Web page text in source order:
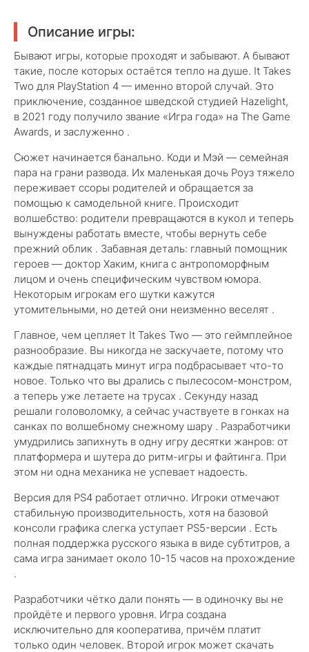
Описание игры:
Бывают игры, которые проходят и забывают. А бывают
такие, после которых остаётся тепло на душе. It Takes
Two для PlayStation 4 — именно второй случай. Это
приключение, созданное шведской студией Hazelight,
в 2021 году получило звание «Игра года» на The Game
Awards, и заслуженно .
Сюжет начинается банально. Коди и Мэй — семейная
пара на грани развода. Их маленькая дочь Роуз тяжело
переживает ссоры родителей и обращается за
помощью к самодельной книге. Происходит
волшебство: родители превращаются в кукол и теперь
вынуждены работать вместе, чтобы вернуть себе
прежний облик . Забавная деталь: главный помощник
героев — доктор Хаким, книга с антропоморфным
лицом и очень специфическим чувством юмора.
Некоторым игрокам его шутки кажутся
утомительными, но детей они неизменно веселят .
Главное, чем цепляет It Takes Two — это геймплейное
разнообразие. Вы никогда не заскучаете, потому что
каждые пятнадцать минут игра подбрасывает что-то
новое. Только что вы дрались с пылесосом-монстром,
а теперь уже летаете на трусах . Секунду назад
решали головоломку, а сейчас участвуете в гонках на
санках по волшебному снежному шару . Разработчики
умудрились запихнуть в одну игру десятки жанров: от
платформера и шутера до ритм-игры и файтинга. При
этом ни одна механика не успевает надоесть.
Версия для PS4 работает отлично. Игроки отмечают
стабильную производительность, хотя на базовой
консоли графика слегка уступает PS5-версии . Есть
полная поддержка русского языка в виде субтитров, а
сама игра занимает около 10-15 часов на прохождение
.
Разработчики чётко дали понять — в одиночку вы не
пройдёте и первого уровня. Игра создана
исключительно для кооператива, причём платит
только один человек. Второй игрок может скачать